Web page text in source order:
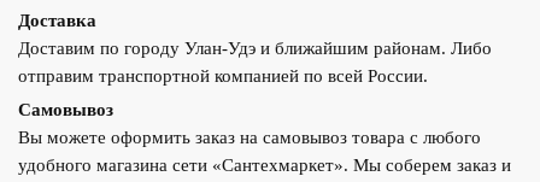
Доставка
Доставим по городу Улан-Удэ и ближайшим районам. Либо
отправим транспортной компанией по всей России.
Самовывоз
Вы можете оформить заказ на самовывоз товара с любого
удобного магазина сети «Сантехмаркет». Мы соберем заказ и